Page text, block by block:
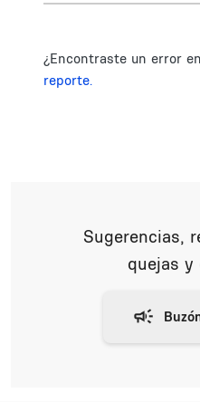
¿Encontraste un error
reporte.
Sugerencias,
quejas y